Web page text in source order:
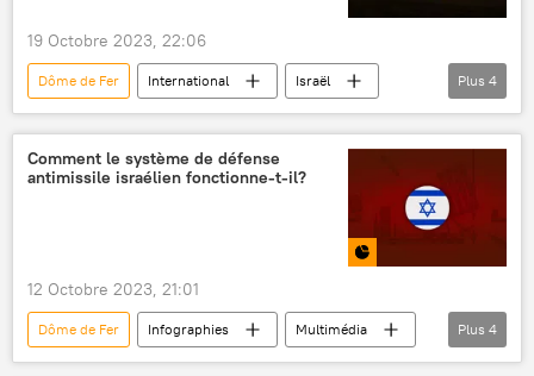
19 Octobre 2023, 22:06
Dôme de Fer International
Israël
conflit israélo-palestinien
Hezbollah
frappe de roquette
roquettes
Plus 4
Comment le système de défense
antimissile israélien fonctionne-t-il?
12 Octobre 2023, 21:01
Dôme de Fer Infographies
Multimédia
Israël
défense antimissile
Plus 4